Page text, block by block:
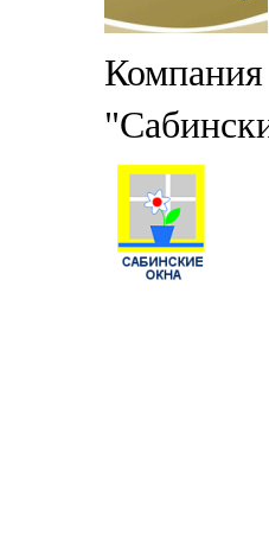
Компания